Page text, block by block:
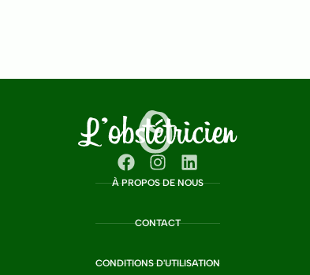
À PROPOS DE NOUS
CONTACT
CONDITIONS D'UTILISATION